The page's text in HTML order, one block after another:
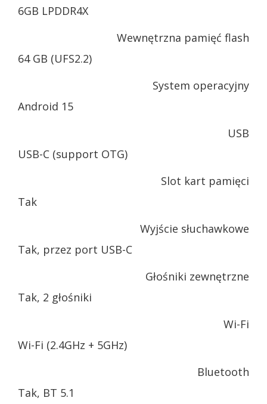
6GB LPDDR4X
Wewnętrzna pamięć flash
64 GB (UFS2.2)
System operacyjny
Android 15
USB
USB-C (support OTG)
Slot kart pamięci
Tak
Wyjście słuchawkowe
Tak, przez port USB-C
Głośniki zewnętrzne
Tak, 2 głośniki
Wi-Fi
Wi-Fi (2.4GHz + 5GHz)
Bluetooth
Tak, BT 5.1